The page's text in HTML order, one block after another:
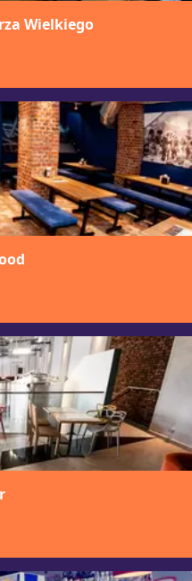
Wielkiego